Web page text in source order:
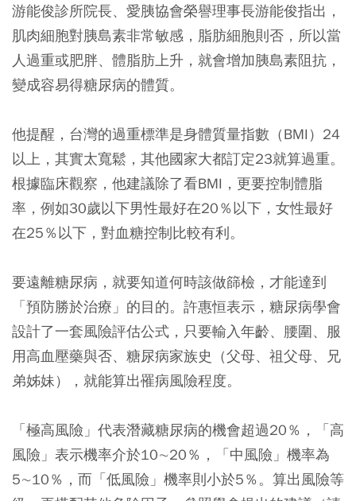
游能俊診所院長、愛胰協會榮譽理事長游能俊指出，
肌肉細胞對胰島素非常敏感，脂肪細胞則否，所以當
人過重或肥胖、體脂肪上升，就會增加胰島素阻抗，
變成容易得糖尿病的體質。
他提醒，台灣的過重標準是身體質量指數（BMI）24
以上，其實太寬鬆，其他國家大都訂定23就算過重。
根據臨床觀察，他建議除了看BMI，更要控制體脂
率，例如30歲以下男性最好在20％以下，女性最好
在25％以下，對血糖控制比較有利。
要遠離糖尿病，就要知道何時該做篩檢，才能達到
「預防勝於治療」的目的。許惠恒表示，糖尿病學會
設計了一套風險評估公式，只要輸入年齡、腰圍、服
用高血壓藥與否、糖尿病家族史（父母、祖父母、兄
弟姊妹），就能算出罹病風險程度。
「極高風險」代表潛藏糖尿病的機會超過20％，「高
風險」表示機率介於10∼20％，「中風險」機率為
5∼10％，而「低風險」機率則小於5％。算出風險等